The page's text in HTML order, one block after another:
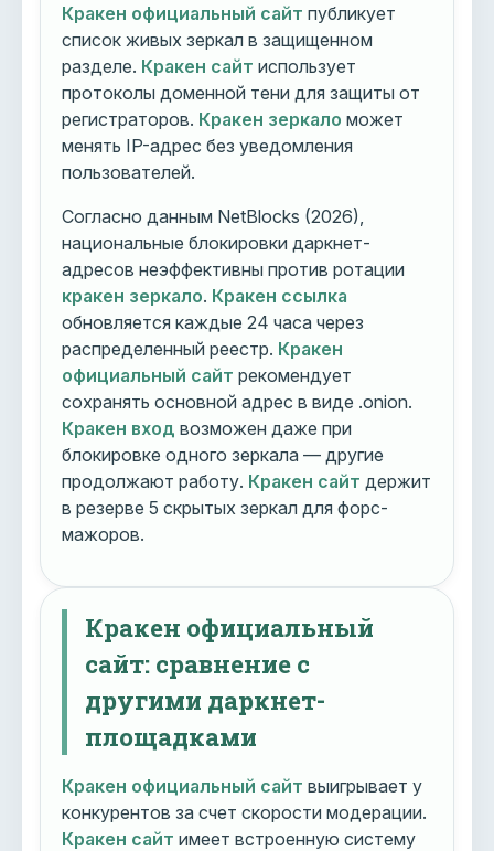
Кракен официальный сайт публикует
список живых зеркал в защищенном
разделе. Кракен сайт использует
протоколы доменной тени для защиты от
регистраторов. Кракен зеркало может
менять IP-адрес без уведомления
пользователей.
Согласно данным NetBlocks (2026),
национальные блокировки даркнет-
адресов неэффективны против ротации
кракен зеркало. Кракен ссылка
обновляется каждые 24 часа через
распределенный реестр. Кракен
официальный сайт рекомендует
сохранять основной адрес в виде .onion.
Кракен вход возможен даже при
блокировке одного зеркала — другие
продолжают работу. Кракен сайт держит
в резерве 5 скрытых зеркал для форс-
мажоров.
Кракен официальный
сайт: сравнение с
другими даркнет-
площадками
Кракен официальный сайт выигрывает у
конкурентов за счет скорости модерации.
Кракен сайт имеет встроенную систему